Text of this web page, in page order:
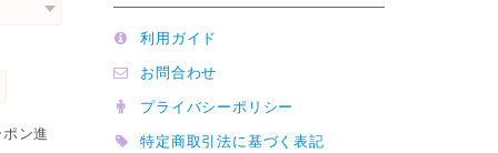
ン進
利用ガイド
お問合わせ
プライバシーポリシー
特定商取引法に基づく表記